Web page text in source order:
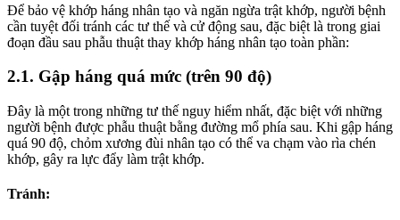
Để bảo vệ khớp háng nhân tạo và ngăn ngừa trật khớp, người bệnh
cần tuyệt đối tránh các tư thế và cử động sau, đặc biệt là trong giai
đoạn đầu sau phẫu thuật thay khớp háng nhân tạo toàn phần:
2.1. Gập háng quá mức (trên 90 độ)
Đây là một trong những tư thế nguy hiểm nhất, đặc biệt với những
người bệnh được phẫu thuật bằng đường mổ phía sau. Khi gập háng
quá 90 độ, chỏm xương đùi nhân tạo có thể va chạm vào rìa chén
khớp, gây ra lực đẩy làm trật khớp.
Tránh: